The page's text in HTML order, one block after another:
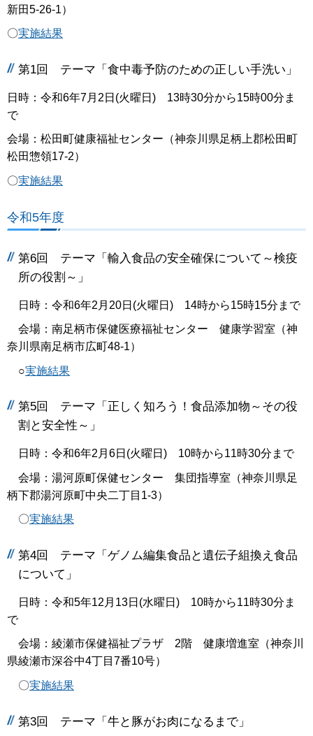
新田5-26-1）
〇実施結果
第1回 テーマ「食中毒予防のための正しい手洗い」
日時：令和6年7月2日(火曜日) 13時30分から15時00分ま
で
会場：松田町健康福祉センター（神奈川県足柄上郡松田町
松田惣領17-2）
〇実施結果
令和5年度
第6回 テーマ「輸入食品の安全確保について～検疫
所の役割～」
日時：令和6年2月20日(火曜日) 14時から15時15分まで
会場：南足柄市保健医療福祉センター 健康学習室（神
奈川県南足柄市広町48-1）
○実施結果
第5回 テーマ「正しく知ろう！食品添加物～その役
割と安全性～」
日時：令和6年2月6日(火曜日) 10時から11時30分まで
会場：湯河原町保健センター 集団指導室（神奈川県足
柄下郡湯河原町中央二丁目1-3）
〇実施結果
第4回 テーマ「ゲノム編集食品と遺伝子組換え食品
について」
日時：令和5年12月13日(水曜日) 10時から11時30分ま
で
会場：綾瀬市保健福祉プラザ 2階 健康増進室（神奈川
県綾瀬市深谷中4丁目7番10号）
〇実施結果
第3回 テーマ「牛と豚がお肉になるまで」